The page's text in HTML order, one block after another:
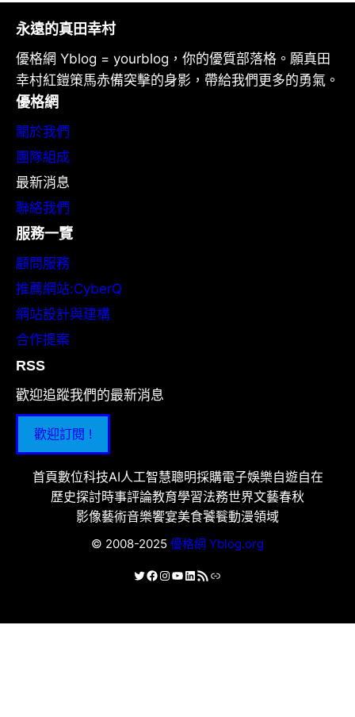
永遠的真田幸村
優格網 Yblog = yourblog，你的優質部落格。願真田
幸村紅鎧策馬赤備突擊的身影，帶給我們更多的勇氣。
優格網
關於我們
團隊組成
最新消息
聯絡我們
服務一覽
顧問服務
推薦網站:CyberQ
網站設計與建構
合作提案
RSS
歡迎追蹤我們的最新消息
歡迎訂閱 !
首頁數位科技AI人工智慧聰明採購電子娛樂自遊自在
歷史探討時事評論教育學習法務世界文藝春秋
影像藝術音樂饗宴美食饕餮動漫領域
© 2008-2025 優格網 Yblog.org
X Facebook
Instagram
YouTube
LinkedIn
RSS 資訊提供連結